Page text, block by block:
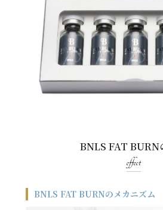
BNLS FAT BURN
effect
BNLS FAT BURNのメカニズム